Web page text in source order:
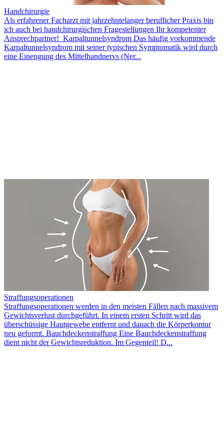
Handchirurgie
Als erfahrener Facharzt mit jahrzehntelanger beruflicher Praxis bin
ich auch bei handchirurgischen Fragestellungen Ihr kompetenter
Ansprechpartner! Karpaltunnelsyndrom Das häufig vorkommende
Karpaltunnelsyndrom mit seiner typischen Symptomatik wird durch
eine Einengung des Mittelhandnervs (Ner...
Straffungsoperationen
Straffungsoperationen werden in den meisten Fällen nach massivem
Gewichtsverlust durchgeführt. In einem ersten Schritt wird das
überschüssige Hautgewebe entfernt und danach die Körperkontur
neu geformt. Bauchdeckenstraffung Eine Bauchdeckenstraffung
dient nicht der Gewichtsreduktion. Im Gegenteil! D...